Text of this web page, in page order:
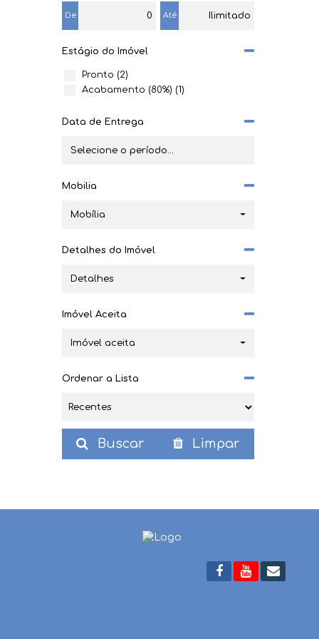
Bananal do Sul (5)
Cortiçeira (2)
Nova esperança (1)
Rio Branco (3)
Schroeder (5)
Centro (2)
Rio Hern (1)
Balneário Piçarras (2)
Itacolomi (1)
Barra Velha (2)
Itajuba (1)
Corupá (1)
De Até
Estágio do Imóvel
Pronto (2)
Acabamento (80%) (1)
Data de Entrega
Mobilia
Mobília
Detalhes do Imóvel
Detalhes
Imóvel Aceita
Imóvel aceita
Ordenar a Lista
Buscar Limpar